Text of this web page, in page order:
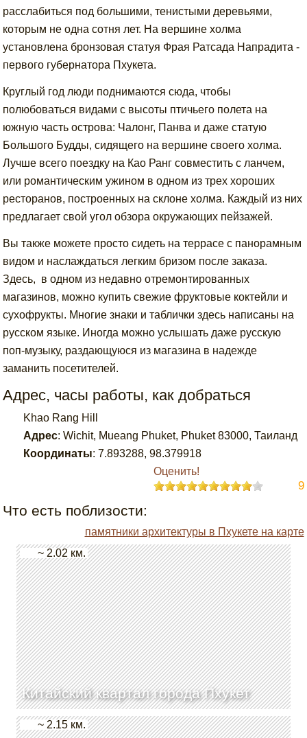
расслабиться под большими, тенистыми деревьями,
которым не одна сотня лет. На вершине холма
установлена бронзовая статуя Фрая Ратсада Напрадита -
первого губернатора Пхукета.
Круглый год люди поднимаются сюда, чтобы
полюбоваться видами с высоты птичьего полета на
южную часть острова: Чалонг, Панва и даже статую
Большого Будды, сидящего на вершине своего холма.
Лучше всего поездку на Као Ранг совместить с ланчем,
или романтическим ужином в одном из трех хороших
ресторанов, построенных на склоне холма. Каждый из них
предлагает свой угол обзора окружающих пейзажей.
Вы также можете просто сидеть на террасе с панорамным
видом и наслаждаться легким бризом после заказа.
Здесь, в одном из недавно отремонтированных
магазинов, можно купить свежие фруктовые коктейли и
сухофрукты. Многие знаки и таблички здесь написаны на
русском языке. Иногда можно услышать даже русскую
поп-музыку, раздающуюся из магазина в надежде
заманить посетителей.
Адрес, часы работы, как добраться
Khao Rang Hill
Адрес:Wichit, Mueang Phuket, Phuket 83000, Таиланд
Координаты: 7.893288,98.379918
Оценить!
9
Что есть поблизости:
памятники архитектуры в Пхукете на карте
Китайский квартал города Пхукет
~ 2.02 км.
~ 2.15 км.